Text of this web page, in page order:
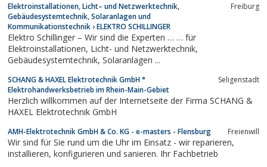
Elektroinstallationen, Licht– und Netzwerktechnik,
Gebäudesystemtechnik, Solaranlagen und
Kommunikationstechnik › ELEKTRO SCHILLINGER
Freiburg
Elektro Schillinger – Wir sind die Experten … … für
Elektroinstallationen, Licht- und Netzwerktechnik,
Gebäudesystemtechnik, Solaranlagen ...
SCHANG & HAXEL Elektrotechnik GmbH °
Elektrohandwerksbetrieb im Rhein-Main-Gebiet
Seligenstadt
Herzlich willkommen auf der Internetseite der Firma SCHANG &
HAXEL Elektrotechnik GmbH
AMH-Elektrotechnik GmbH & Co. KG - e-masters - Flensburg Freienwill
Wir sind für Sie rund um die Uhr im Einsatz - wir reparieren,
installieren, konfigurieren und sanieren. Ihr Fachbetrieb